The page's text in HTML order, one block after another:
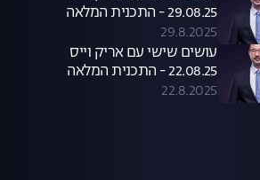
29.08.25 - התכנית המלאה
29.8.2025
עושים שישי עם אריק וייס
22.08.25 - התכנית המלאה
22.8.2025